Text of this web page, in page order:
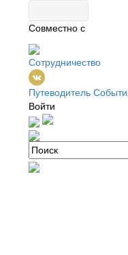
Совместно с
Сотрудничество
Путеводитель
Войти